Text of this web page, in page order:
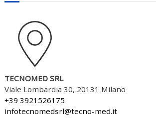
TECNOMED SRL
Viale Lombardia 30, 20131 Milano
+39 3921526175
infotecnomedsrl@tecno-med.it